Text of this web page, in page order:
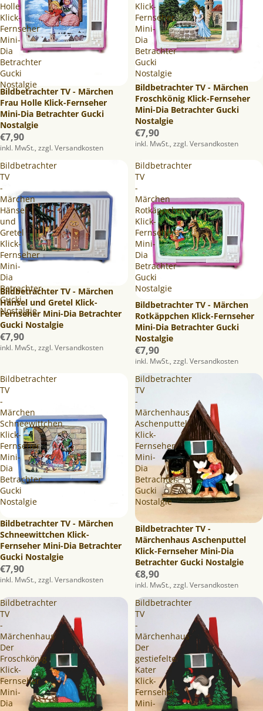
Holle
Klick-
Fernseher
Mini-
Dia
Betrachter
Gucki
Nostalgie
Bildbetrachter TV - Märchen
Frau Holle Klick-Fernseher
Mini-Dia Betrachter Gucki
Nostalgie
€7,90
inkl. MwSt., zzgl. Versandkosten
Klick-
Fernseher
Mini-
Dia
Betrachter
Gucki
Nostalgie
Bildbetrachter TV - Märchen
Froschkönig Klick-Fernseher
Mini-Dia Betrachter Gucki
Nostalgie
€7,90
inkl. MwSt., zzgl. Versandkosten
Bildbetrachter
TV
-
Märchen
Hänsel
und
Gretel
Klick-
Fernseher
Mini-
Dia
Betrachter
Gucki
Nostalgie
Bildbetrachter TV - Märchen
Hänsel und Gretel Klick-
Fernseher Mini-Dia Betrachter
Gucki Nostalgie
€7,90
inkl. MwSt., zzgl. Versandkosten
Bildbetrachter
TV
-
Märchen
Rotkäppchen
Klick-
Fernseher
Mini-
Dia
Betrachter
Gucki
Nostalgie
Ausverkauft
Bildbetrachter TV - Märchen
Rotkäppchen Klick-Fernseher
Mini-Dia Betrachter Gucki
Nostalgie
€7,90
inkl. MwSt., zzgl. Versandkosten
Bildbetrachter
TV
-
Märchen
Schneewittchen
Klick-
Fernseher
Mini-
Dia
Betrachter
Gucki
Nostalgie
Ausverkauft
Bildbetrachter TV - Märchen
Schneewittchen Klick-
Fernseher Mini-Dia Betrachter
Gucki Nostalgie
€7,90
inkl. MwSt., zzgl. Versandkosten
Bildbetrachter
TV
-
Märchenhaus
Aschenputtel
Klick-
Fernseher
Mini-
Dia
Betrachter
Gucki
Nostalgie
Bildbetrachter TV -
Märchenhaus Aschenputtel
Klick-Fernseher Mini-Dia
Betrachter Gucki Nostalgie
€8,90
inkl. MwSt., zzgl. Versandkosten
Bildbetrachter
TV
-
Märchenhaus
Der
Froschkönig
Klick-
Fernseher
Mini-
Dia
Bildbetrachter
TV
-
Märchenhaus
Der
gestiefelte
Kater
Klick-
Fernseher
Mini-